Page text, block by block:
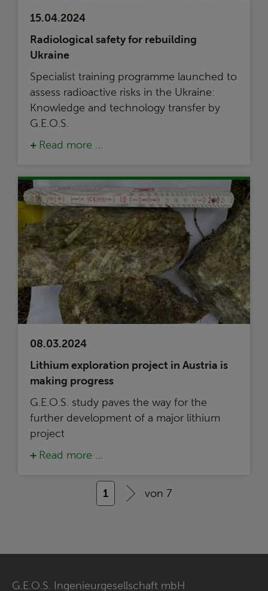
15.04.2024
Radiological safety for rebuilding
Ukraine
Specialist training programme launched to
assess radioactive risks in the Ukraine:
Knowledge and technology transfer by
G.E.O.S.
Read more …
08.03.2024
Lithium exploration project in Austria is
making progress
G.E.O.S. study paves the way for the
further development of a major lithium
project
Read more …
1 von 7
G.E.O.S. Ingenieurgesellschaft mbH